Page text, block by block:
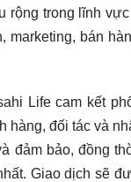
rộng trong lĩnh
marketing, bán
Life cam kết
hàng, đối tác và
đảm bảo, đồng
Giao dịch sẽ